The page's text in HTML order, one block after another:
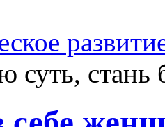
суть, стань